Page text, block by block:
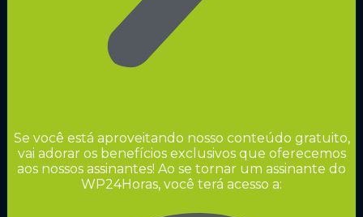
Se você está aproveitando nosso conteúdo gratuito,
vai adorar os benefícios exclusivos que oferecemos
aos nossos assinantes! Ao se tornar um assinante do
WP24Horas, você terá acesso a: